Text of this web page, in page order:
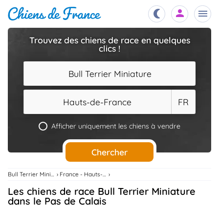
Services
..
Trouvez des chiens de race en quelques
clics !
Bull Terrier Miniature
Hauts-de-France FR
Afficher uniquement les chiens à vendre
Chercher
Bull Terrier Miniature France - Hauts-De-France
Les chiens de race Bull Terrier Miniature
dans le Pas de Calais